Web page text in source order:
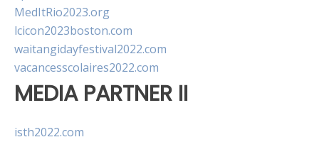
MedItRio2023.org
lcicon2023boston.com
waitangidayfestival2022.com
vacancesscolaires2022.com
MEDIA PARTNER II
isth2022.com